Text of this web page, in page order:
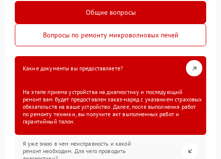
Общие вопросы
Вопросы по ремонту микроволновых печей
Какие документы вы предоставляете?
На этапе приема устройства на диагностику и последующий
ремонт вам будет предоставлен заказ-наряд с указанием страховых
обязательств на ваше устройство. Далее, после выполнения работ
по ремонту техники, вы получите акт выполненных работ и
гарантийный талон.
Я уже знаю в чем неисправность и какой
ремонт необходим. Для чего проводить